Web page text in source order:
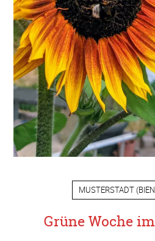
MUSTERSTADT(
Grüne Woche